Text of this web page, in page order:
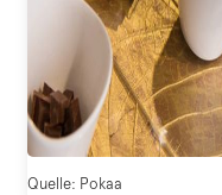
Quelle: Pokaa